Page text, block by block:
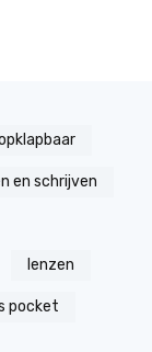
en schrijven
lenzen
pocket